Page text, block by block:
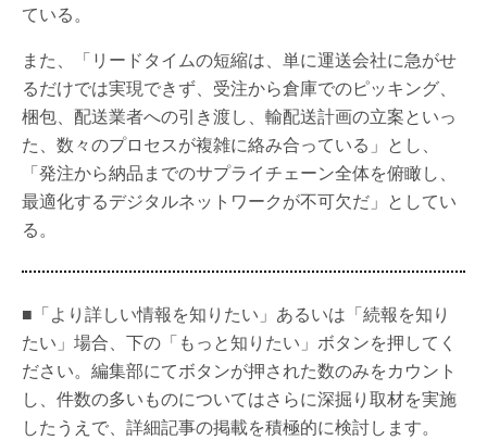
ている。
また、「リードタイムの短縮は、単に運送会社に急がせ
るだけでは実現できず、受注から倉庫でのピッキング、
梱包、配送業者への引き渡し、輸配送計画の立案といっ
た、数々のプロセスが複雑に絡み合っている」とし、
「発注から納品までのサプライチェーン全体を俯瞰し、
最適化するデジタルネットワークが不可欠だ」としてい
る。
■「より詳しい情報を知りたい」あるいは「続報を知り
たい」場合、下の「もっと知りたい」ボタンを押してく
ださい。編集部にてボタンが押された数のみをカウント
し、件数の多いものについてはさらに深掘り取材を実施
したうえで、詳細記事の掲載を積極的に検討します。